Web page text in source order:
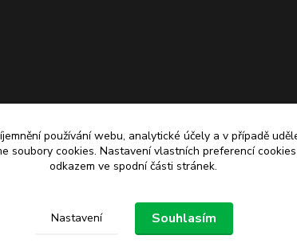
používání webu, analytické účely a v případě
soubory cookies. Nastavení vlastních preferencí
odkazem ve spodní části stránek.
Nastavení Souhlasím